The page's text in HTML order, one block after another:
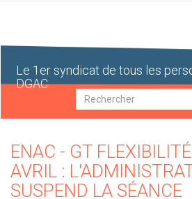
Le 1er syndicat de tous les
DGAC
Recherche
ENAC - GT
AVRIL :
SUSPEND LA SÉANCE